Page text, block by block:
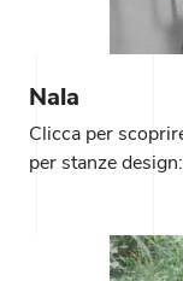
Nala
Clicca per
per stanze